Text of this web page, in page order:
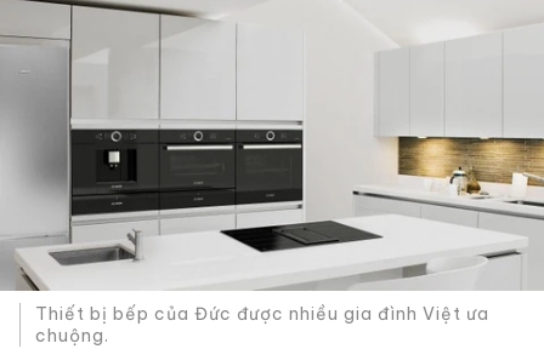
Thiết bị bếp của Đức được nhiều gia đình Việt ưa
chuộng.